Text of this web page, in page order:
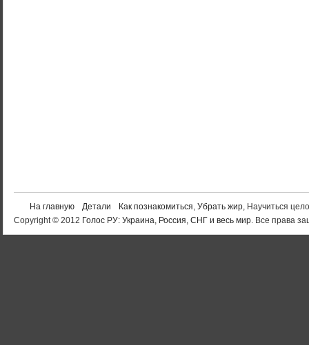
На главную Детали Как познакомиться, Убрать жир, Научиться
Copyright © 2012 Голос РУ: Украина, Россия, СНГ и весь мир. Все права